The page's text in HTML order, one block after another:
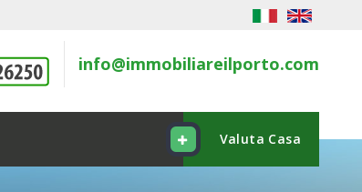
info@immobiliareilporto.com
Valuta Casa